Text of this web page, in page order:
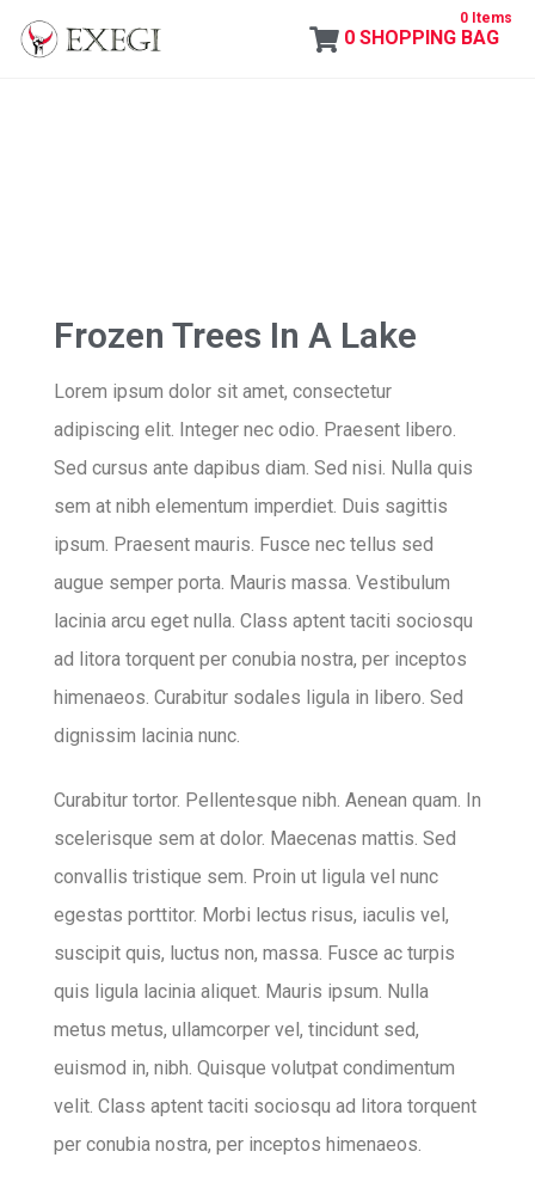
0 SHOPPING BAG
0 Items
Frozen Trees In A Lake
Lorem ipsum dolor sit amet, consectetur
adipiscing elit. Integer nec odio. Praesent libero.
Sed cursus ante dapibus diam. Sed nisi. Nulla quis
sem at nibh elementum imperdiet. Duis sagittis
ipsum. Praesent mauris. Fusce nec tellus sed
augue semper porta. Mauris massa. Vestibulum
lacinia arcu eget nulla. Class aptent taciti sociosqu
ad litora torquent per conubia nostra, per inceptos
himenaeos. Curabitur sodales ligula in libero. Sed
dignissim lacinia nunc.
Curabitur tortor. Pellentesque nibh. Aenean quam. In
scelerisque sem at dolor. Maecenas mattis. Sed
convallis tristique sem. Proin ut ligula vel nunc
egestas porttitor. Morbi lectus risus, iaculis vel,
suscipit quis, luctus non, massa. Fusce ac turpis
quis ligula lacinia aliquet. Mauris ipsum. Nulla
metus metus, ullamcorper vel, tincidunt sed,
euismod in, nibh. Quisque volutpat condimentum
velit. Class aptent taciti sociosqu ad litora torquent
per conubia nostra, per inceptos himenaeos.